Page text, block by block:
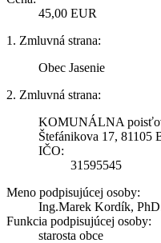
45,00 EUR
1. Zmluvná strana:
Obec Jasenie
2. Zmluvná strana:
KOMUNÁLNA
Štefánikova 17, 81105
IČO:
31595545
Meno podpisujúcej osoby:
Ing.Marek Kordík,
Funkcia podpisujúcej osoby:
starosta obce